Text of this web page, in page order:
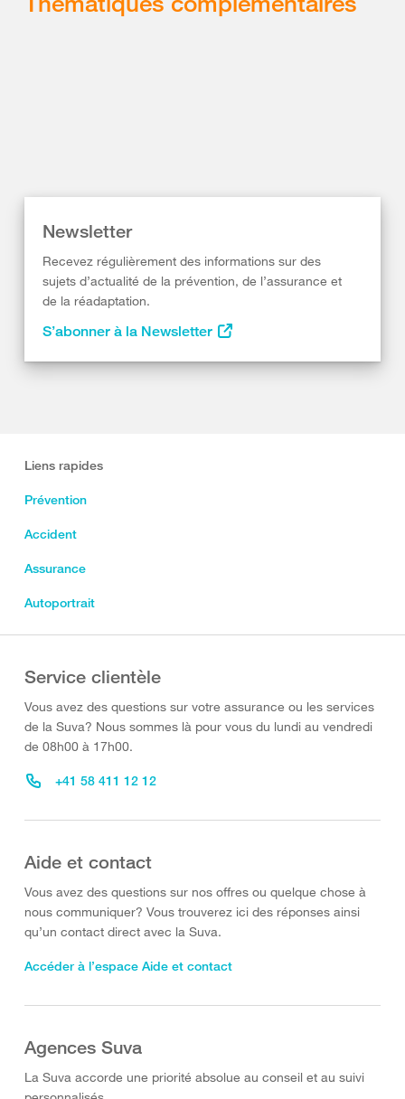
Newsletter
Recevez régulièrement des informations sur des
sujets d’actualité de la prévention, de l’assurance et
de la réadaptation.
S’abonner à la Newsletter
Liens rapides
Prévention
Accident
Assurance
Autoportrait
Service clientèle
Vous avez des questions sur votre assurance ou les services
de la Suva? Nous sommes là pour vous du lundi au vendredi
de 08h00 à 17h00.
+41 58 411 12 12
Aide et contact
Vous avez des questions sur nos offres ou quelque chose à
nous communiquer? Vous trouverez ici des réponses ainsi
qu’un contact direct avec la Suva.
Accéder à l’espace Aide et contact
Agences Suva
La Suva accorde une priorité absolue au conseil et au suivi